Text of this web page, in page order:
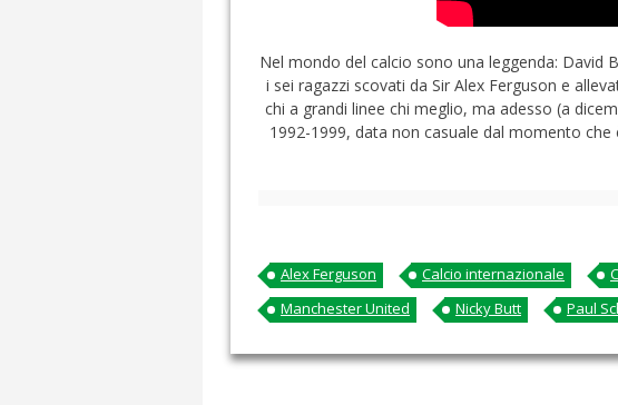
Nel mondo del calcio sono una leggenda: David
i sei ragazzi scovati da Sir Alex Ferguson e
chi a grandi linee chi meglio, ma adesso (a
1992-1999, data non casuale dal momento che
Alex Ferguson
Calcio internazionale
Manchester United
Nicky Butt Paul